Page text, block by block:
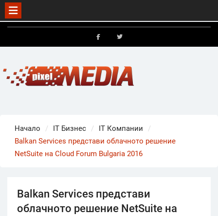
Skip
Начало IT Бизнес
IT Компании
Balkan Services представи облачното решение
NetSuite на Cloud Forum Bulgaria 2016
Balkan Services представи
облачното решение NetSuite на